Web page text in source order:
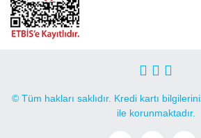
© Tüm hakları saklıdır. Kredi kartı
ile korunmaktadır.